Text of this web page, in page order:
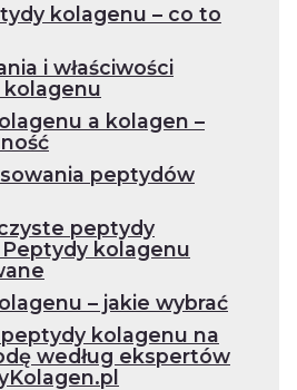
kolagenu – co to
i właściwości
a kolagen –
peptydów
peptydy
kolagenu
– jakie wybrać
kolagenu na
według ekspertów